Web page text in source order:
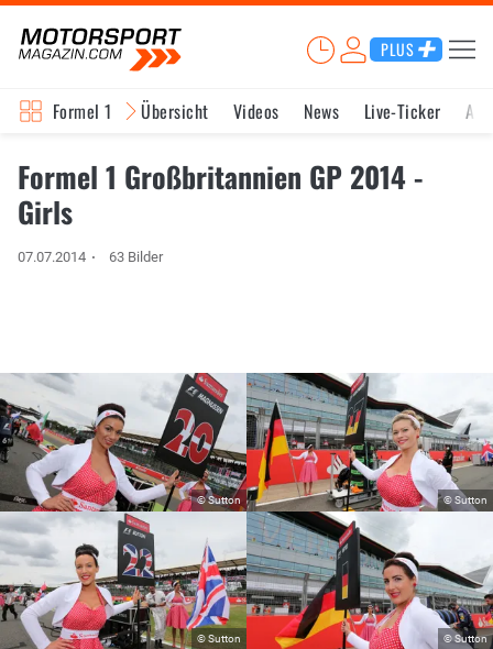
PLUS
Formel 1 Übersicht Videos News Live-Ticker
Formel 1 Großbritannien GP 2014 -
Girls
07.07.2014 63 Bilder